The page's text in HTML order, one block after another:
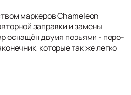
маркеров Chameleon
заправки и замены
оснащён двумя перьями - перо-
которые так же легко